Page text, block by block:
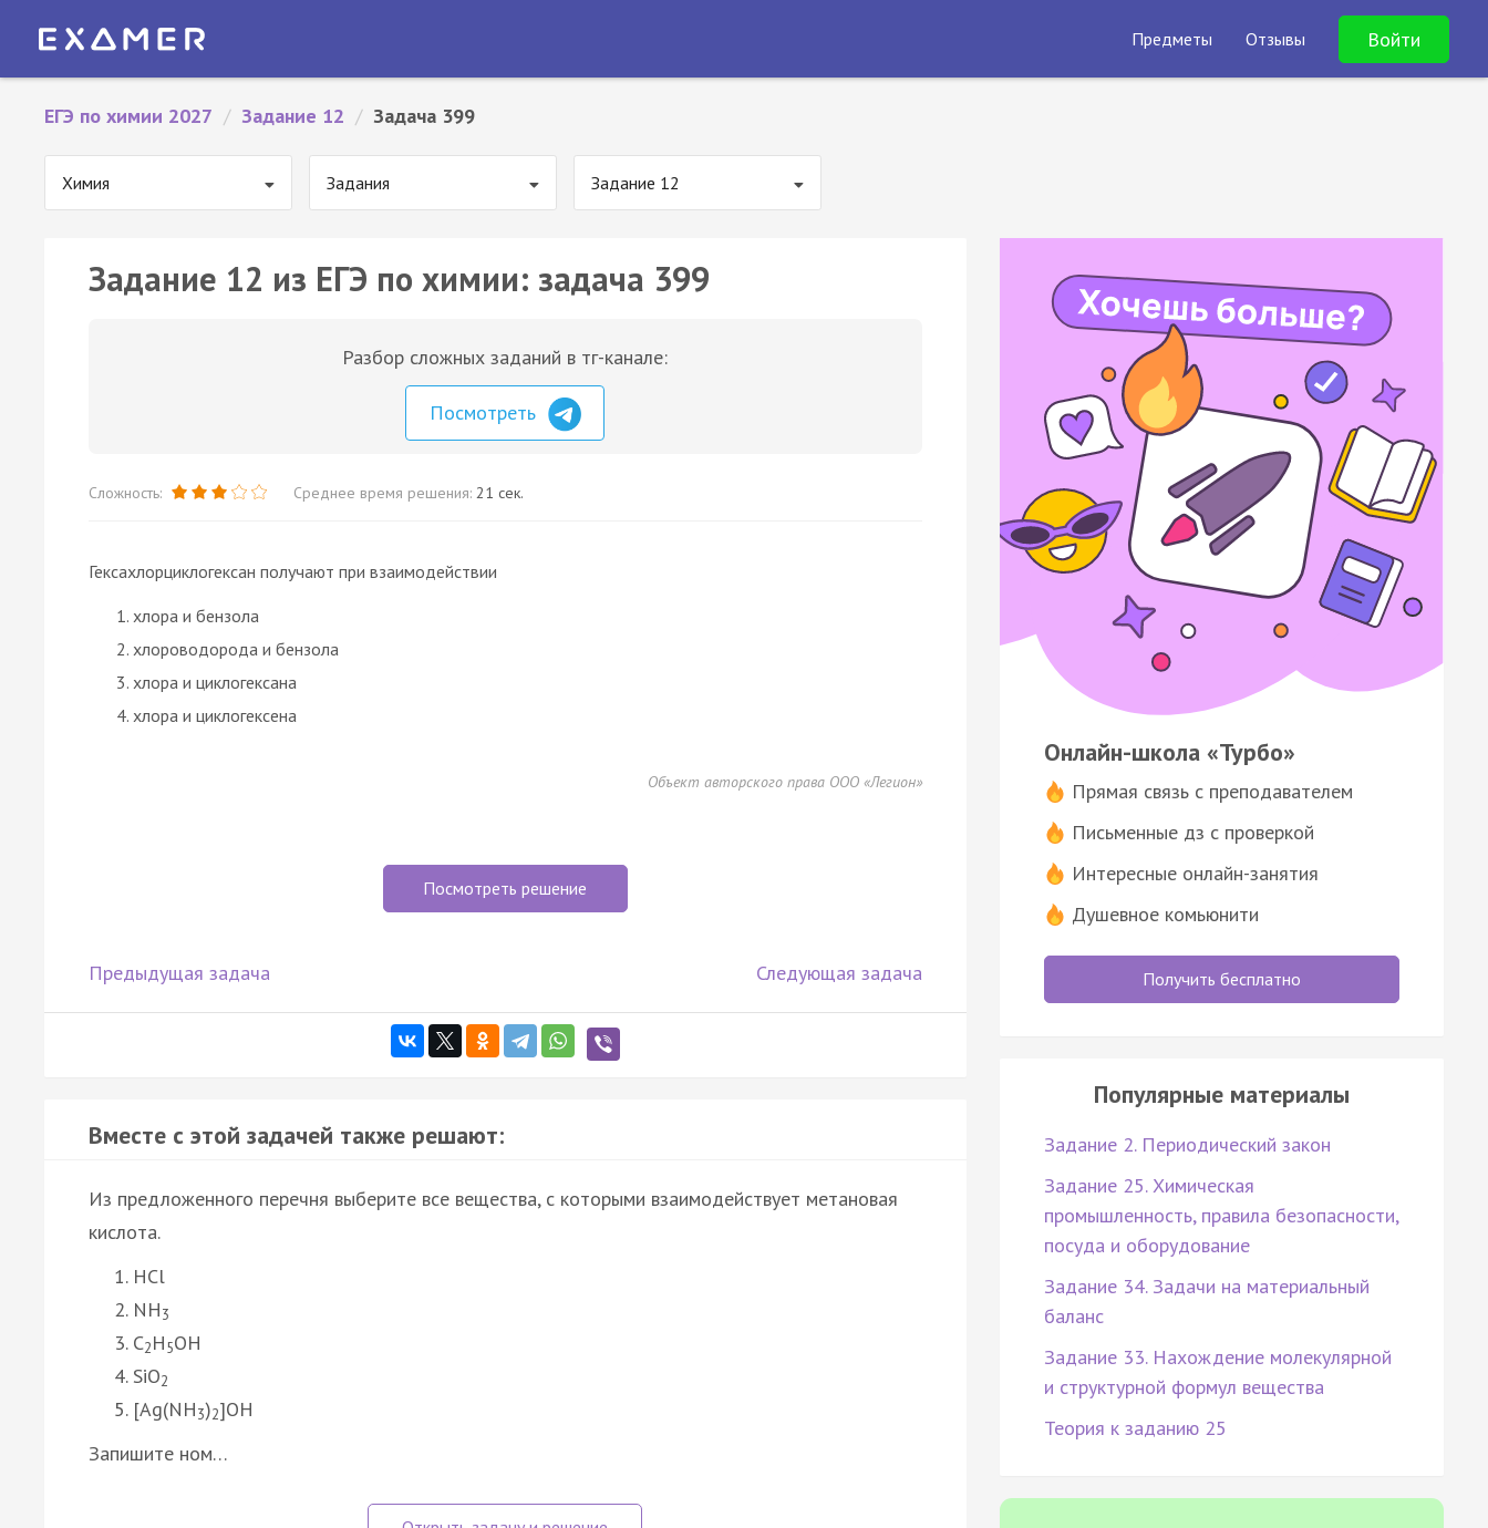
Предметы Отзывы Войти
ЕГЭ по химии 2027 / Задание 12 / Задача 399
Химия Задания Задание 12
Задание 12 из ЕГЭ по химии: задача 399
Разбор сложных заданий в тг-канале:
Посмотреть
Сложность: Среднее время решения: 21 сек.
Гексахлорциклогексан получают при взаимодействии
хлора и бензола
хлороводорода и бензола
хлора и циклогексана
хлора и циклогексена
Объект авторского права ООО «Легион»
Посмотреть решение
Предыдущая задача Следующая задача
Вместе с этой задачей также решают:
Из предложенного перечня выберите все вещества, с которыми взаимодействует метановая
кислота.
HCl
NH3
C2H5OH
SiO2
[Ag(NH3)2]OH
Запишите ном…
Онлайн-школа «Турбо»
Прямая связь с преподавателем
Письменные дз с проверкой
Интересные онлайн-занятия
Душевное комьюнити
Получить бесплатно
Популярные материалы
Задание 2. Периодический закон
Задание 25. Химическая
промышленность, правила безопасности,
посуда и оборудование
Задание 34. Задачи на материальный
баланс
Задание 33. Нахождение молекулярной
и структурной формул вещества
Теория к заданию 25